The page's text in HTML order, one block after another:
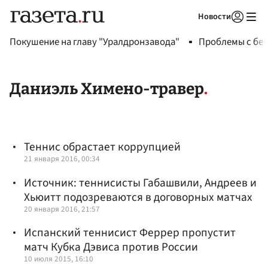
Новости
Покушение на главу "Уралдронзавода" Проблемы с
Даниэль Химено-травер
Теннис обрастает коррупцией
21 января 2016, 00:34
Источник: теннисисты Габашвили, Андреев и
Хьюитт подозреваются в договорных матчах
20 января 2016, 21:57
Испанский теннисист Феррер пропустит
матч Кубка Дэвиса против России
10 июля 2015, 16:10